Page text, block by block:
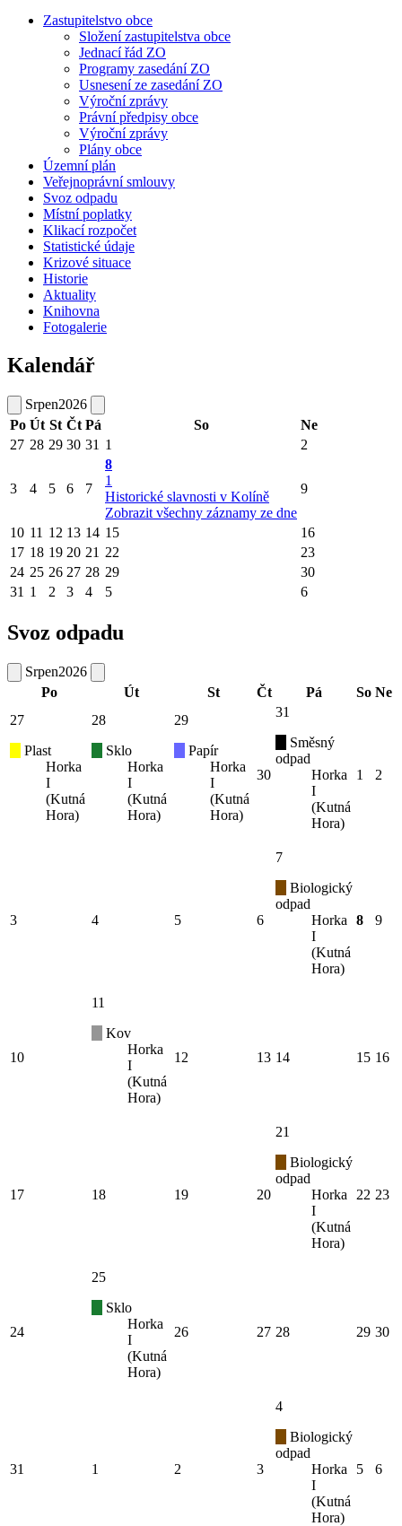
Zastupitelstvo obce
Složení zastupitelstva obce
Jednací řád ZO
Programy zasedání ZO
Usnesení ze zasedání ZO
Výroční zprávy
Právní předpisy obce
Výroční zprávy
Plány obce
Územní plán
Veřejnoprávní smlouvy
Svoz odpadu
Místní poplatky
Klikací rozpočet
Statistické údaje
Krizové situace
Historie
Aktuality
Knihovna
Fotogalerie
Kalendář
Srpen2026
Po Út St Čt Pá So
Ne
27 28 29 30 31 1 2
3 4 5 6 7
8
1
Historické slavnosti v Kolíně
Zobrazit všechny záznamy ze dne
9
10 11 12 13 14 15
16
17 18 19 20 21 22
23
24 25 26 27 28 29
30
31 1 2 3 4 5 6
Svoz odpadu
Srpen2026
Po
Út St Čt Pá So Ne
27
Plast
Horka
I
(Kutná
Hora)
28
Sklo
Horka
I
(Kutná
Hora)
29
Papír
Horka
I
(Kutná
Hora)
30
31
Směsný
odpad
Horka
I
(Kutná
Hora)
1 2
3 4 5 6
7
Biologický
odpad
Horka
I
(Kutná
Hora)
8 9
10
11
Kov
Horka
I
(Kutná
Hora)
12 13 14 15 16
17 18 19 20
21
Biologický
odpad
Horka
I
(Kutná
Hora)
22 23
24
25
Sklo
Horka
I
(Kutná
Hora)
26 27 28 29 30
31 1 2 3
4
Biologický
odpad
Horka
I
(Kutná
Hora)
5 6